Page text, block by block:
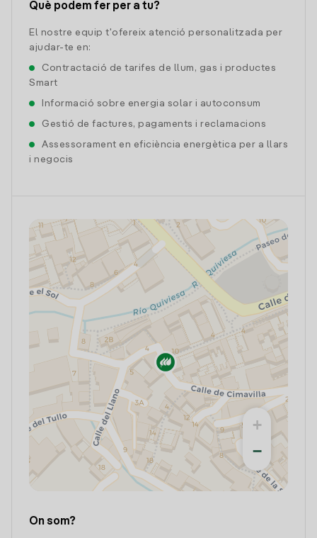
Què podem fer per a tu?
El nostre equip t'ofereix atenció personalitzada per
ajudar-te en:
Contractació de tarifes de llum, gas i productes
Smart
Informació sobre energia solar i autoconsum
Gestió de factures, pagaments i reclamacions
Assessorament en eficiència energètica per a llars
i negocis
+
−
On som?